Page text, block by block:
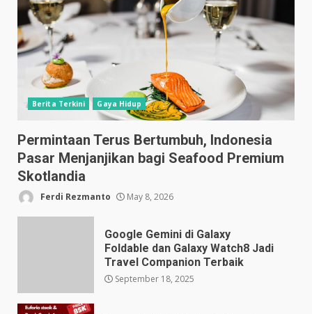
Berita Terkini Gaya Hidup
Permintaan Terus Bertumbuh, Indonesia
Pasar Menjanjikan bagi Seafood Premium
Skotlandia
Ferdi Rezmanto May 8, 2026
Google Gemini di Galaxy
Foldable dan Galaxy Watch8 Jadi
Travel Companion Terbaik
September 18, 2025